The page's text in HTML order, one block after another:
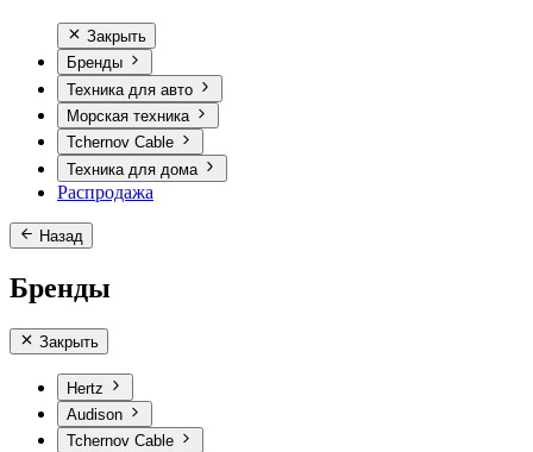
Закрыть
Бренды
Техника для авто
Морская техника
Tchernov Cable
Техника для дома
Распродажа
Назад
Бренды
Закрыть
Hertz
Audison
Tchernov Cable